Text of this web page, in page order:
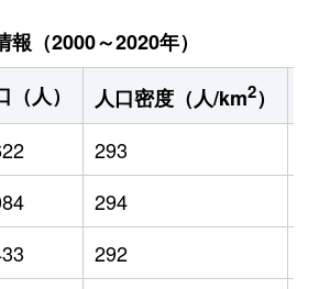
（2000～2020年）
（人） 人口密度（人/km2）
293
294
292